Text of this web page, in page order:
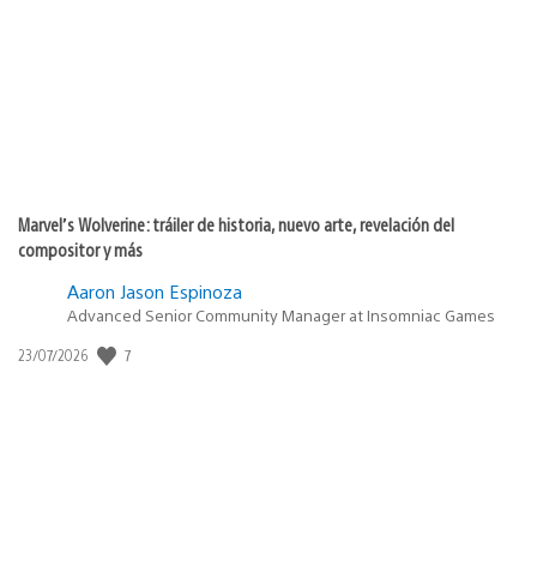
Marvel’s Wolverine: tráiler de historia, nuevo arte, revelación del
compositor y más
Aaron Jason Espinoza
Advanced Senior Community Manager at Insomniac Games
Fecha
23/07/2026 7